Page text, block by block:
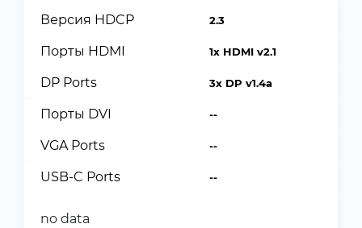
Версия HDCP 2.3
Порты HDMI 1x HDMI v2.1
DP Ports 3x DP v1.4a
Порты DVI --
VGA Ports --
USB-C Ports --
no data